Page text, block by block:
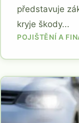
představuje
kryje škody...
POJIŠTĚNÍ A